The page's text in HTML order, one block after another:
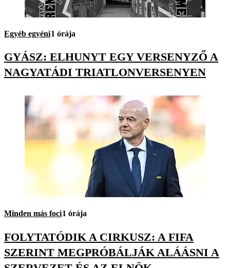
Egyéb egyéni1 órája
GYÁSZ: ELHUNYT EGY VERSENYZŐ A
NAGYATÁDI TRIATLONVERSENYEN
Minden más foci1 órája
FOLYTATÓDIK A CIRKUSZ: A FIFA
SZERINT MEGPRÓBÁLJÁK ALÁÁSNI A